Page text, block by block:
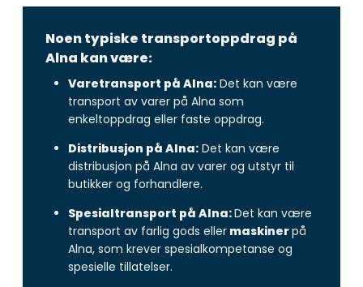
Noen typiske transportoppdrag på
Alna kan være:
Varetransport på Alna: Det kan være
transport av varer på Alna som
enkeltoppdrag eller faste oppdrag.
Distribusjon på Alna: Det kan være
distribusjon på Alna av varer og utstyr til
butikker og forhandlere.
Spesialtransport på Alna:Det kan være
transport av farlig gods eller maskinerpå
Alna, som krever spesialkompetanse og
spesielle tillatelser.